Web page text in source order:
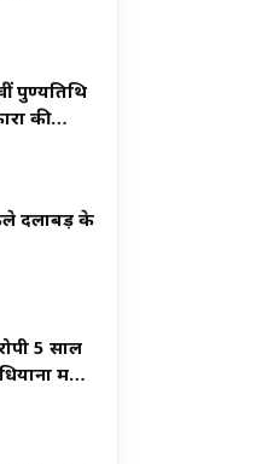
पुण्यतिथि
दलाबड़ के
5 साल
में